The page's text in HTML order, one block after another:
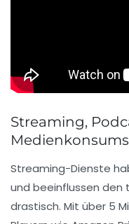
Streaming,
Medienkonsums
Streaming-Dienste
und beeinflussen den
drastisch. Mit über 5